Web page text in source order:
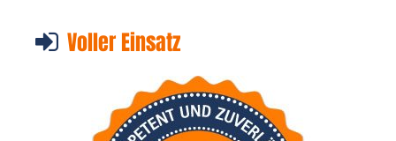
Voller Einsatz